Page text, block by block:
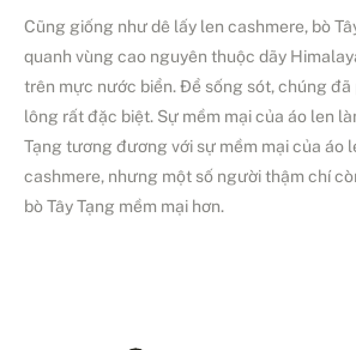
Cũng giống như dê lấy len cashmere, bò
quanh vùng cao nguyên thuộc dãy
trên mực nước biển. Để sống sót, chúng
lông rất đặc biệt. Sự mềm mại của áo len
Tạng tương đương với sự mềm mại của áo
cashmere, nhưng một số người thậm chí
bò Tây Tạng mềm mại hơn.